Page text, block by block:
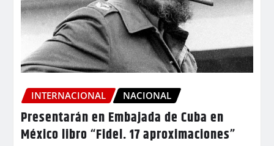
INTERNACIONAL NACIONAL
Presentarán en Embajada de Cuba en
México libro “Fidel. 17 aproximaciones”